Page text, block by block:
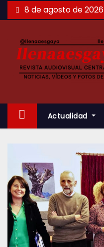
Saltar
al
8 de agosto de 2026
Actualidad